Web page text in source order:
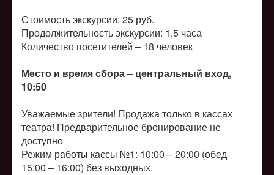
Стоимость экскурсии: 25 руб.
Продолжительность экскурсии: 1,5 часа
Количество посетителей – 18 человек
Место и время сбора – центральный вход,
10:50
Уважаемые зрители! Продажа только в кассах
театра! Предварительное бронирование не
доступно
Режим работы кассы №1: 10:00 – 20:00 (обед
15:00 – 16:00) без выходных.